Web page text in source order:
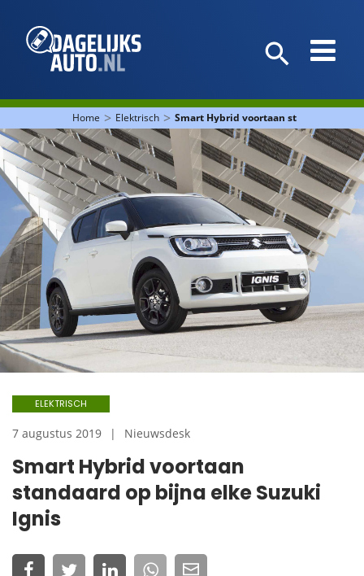
Home > Elektrisch > Smart Hybrid voortaan standaard op
Smart Hybrid voortaan
standaard op bijna elke Suzuki
Ignis
ELEKTRISCH
7 augustus 2019 Nieuwsdesk